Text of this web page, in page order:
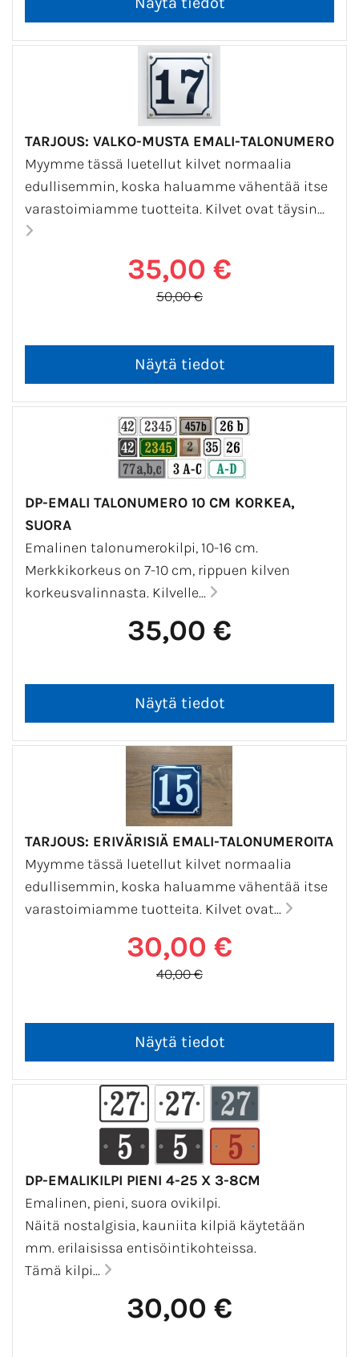
TARJOUS: VALKO-MUSTA EMALI-TALONUMERO
Myymme tässä luetellut kilvet normaalia
edullisemmin, koska haluamme vähentää itse
varastoimiamme tuotteita. Kilvet ovat täysin...
35,00 €
50,00 €
DP-EMALI TALONUMERO 10 CM KORKEA,
SUORA
Emalinen talonumerokilpi, 10-16 cm.
Merkkikorkeus on 7-10 cm, rippuen kilven
korkeusvalinnasta. Kilvelle...
35,00 €
TARJOUS: ERIVÄRISIÄ EMALI-TALONUMEROITA
Myymme tässä luetellut kilvet normaalia
edullisemmin, koska haluamme vähentää itse
varastoimiamme tuotteita. Kilvet ovat...
30,00 €
40,00 €
DP-EMALIKILPI PIENI 4-25 X 3-8CM
Emalinen, pieni, suora ovikilpi.
Näitä nostalgisia, kauniita kilpiä käytetään
mm. erilaisissa entisöintikohteissa.
Tämä kilpi...
30,00 €